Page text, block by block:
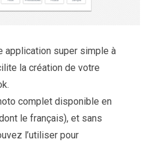
application super simple à
la création de votre
complet disponible en
le français), et sans
l’utiliser pour